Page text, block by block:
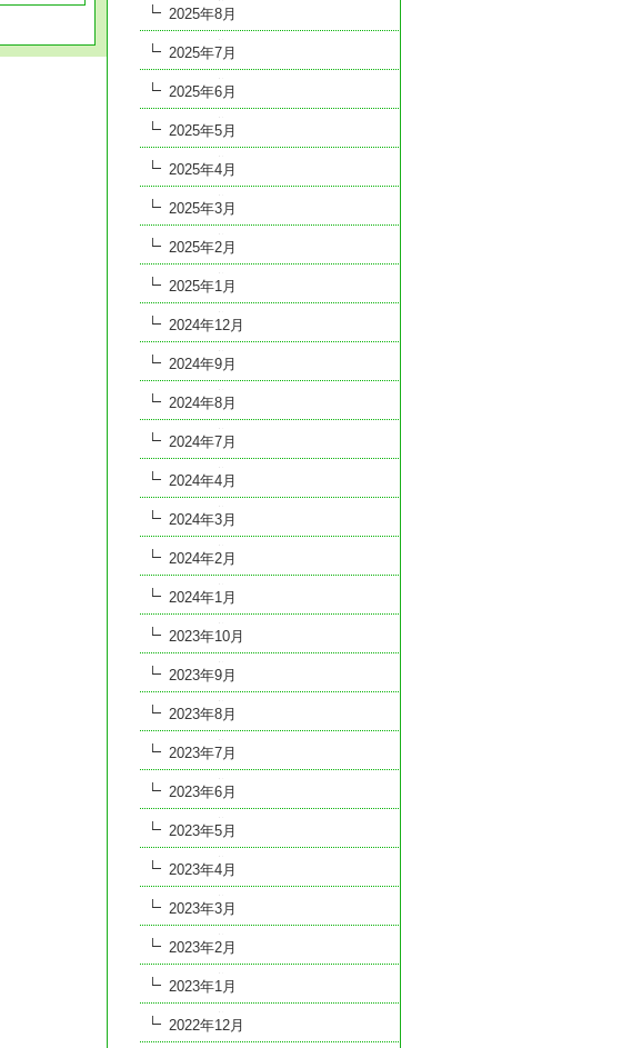
2025年8月
2025年7月
2025年6月
2025年5月
2025年4月
2025年3月
2025年2月
2025年1月
2024年12月
2024年9月
2024年8月
2024年7月
2024年4月
2024年3月
2024年2月
2024年1月
2023年10月
2023年9月
2023年8月
2023年7月
2023年6月
2023年5月
2023年4月
2023年3月
2023年2月
2023年1月
2022年12月